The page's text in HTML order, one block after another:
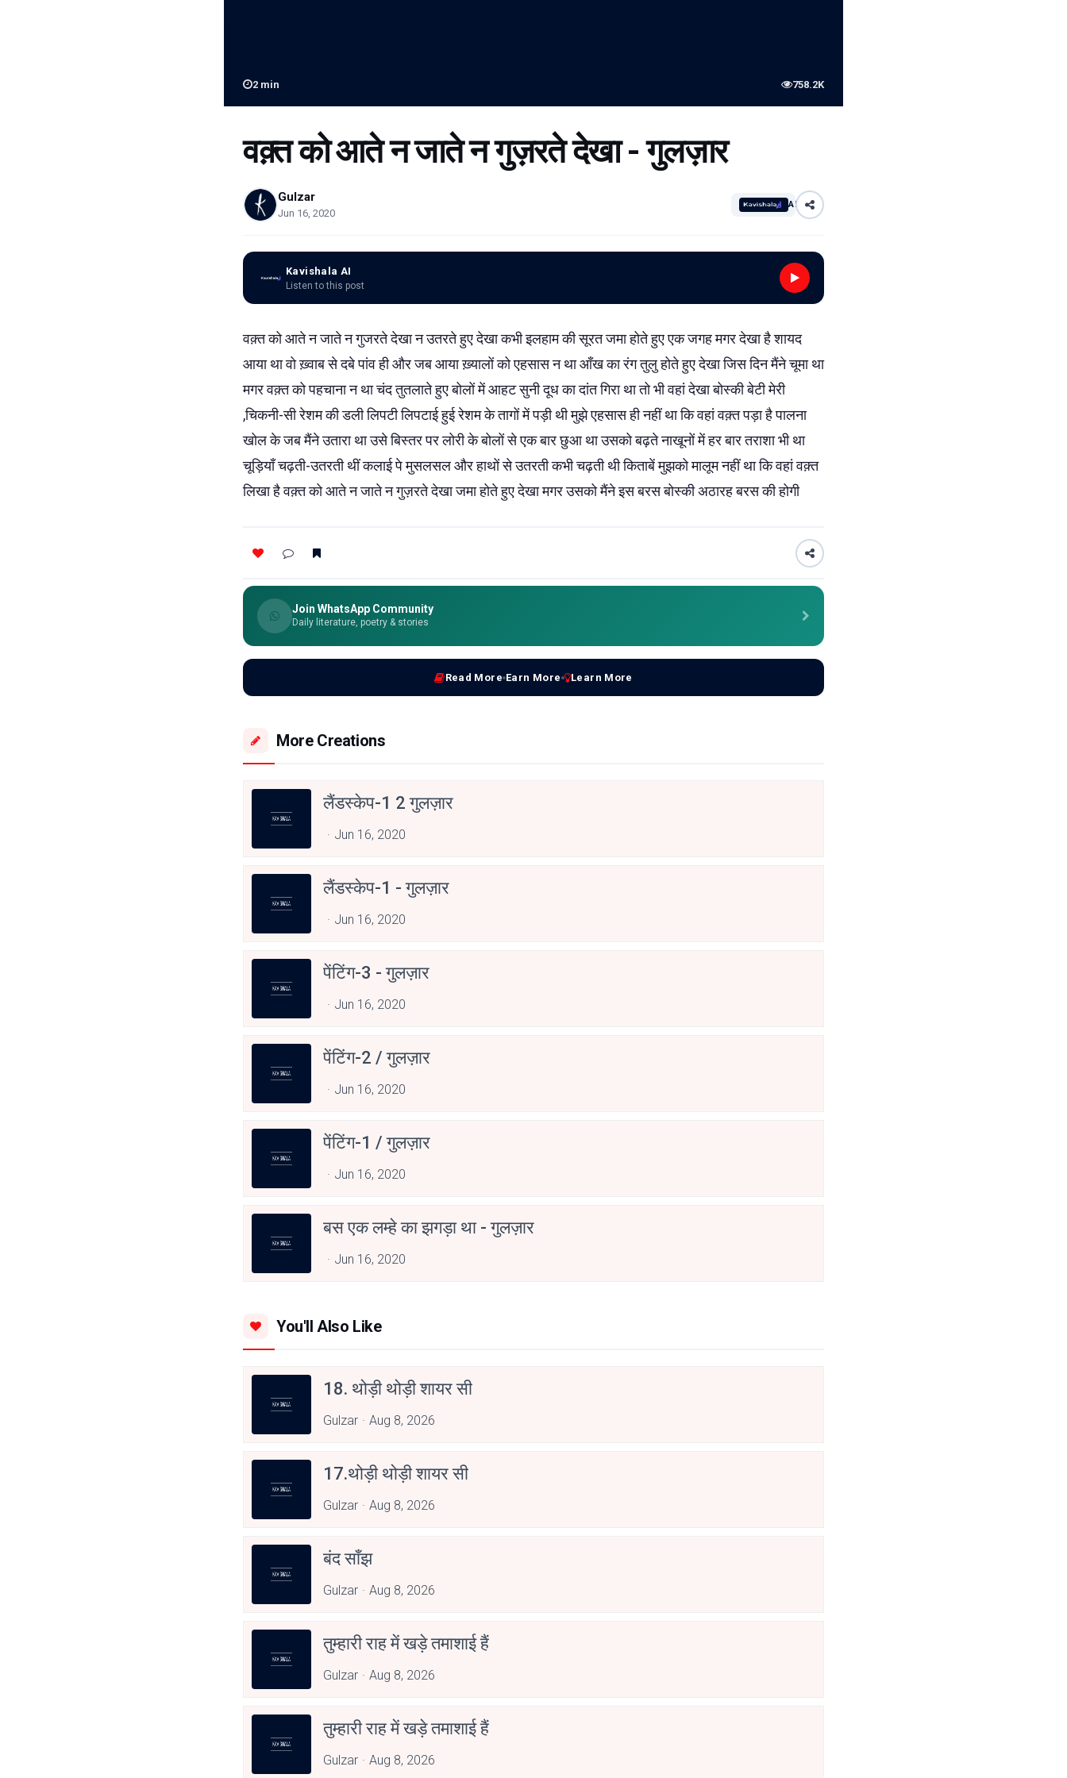
2 min 758.2K
वक़्त को आते न जाते न गुज़रते देखा - गुलज़ार
Gulzar
Jun 16, 2020
AI
Kavishala AI
Listen to this post
वक़्त को आते न जाते न गुजरते देखा न उतरते हुए देखा कभी इलहाम की सूरत जमा होते हुए एक जगह मगर देखा है शायद
आया था वो ख़्वाब से दबे पांव ही और जब आया ख़्यालों को एहसास न था आँख का रंग तुलु होते हुए देखा जिस दिन मैंने चूमा था
मगर वक़्त को पहचाना न था चंद तुतलाते हुए बोलों में आहट सुनी दूध का दांत गिरा था तो भी वहां देखा बोस्की बेटी मेरी
,चिकनी-सी रेशम की डली लिपटी लिपटाई हुई रेशम के तागों में पड़ी थी मुझे एहसास ही नहीं था कि वहां वक़्त पड़ा है पालना
खोल के जब मैंने उतारा था उसे बिस्तर पर लोरी के बोलों से एक बार छुआ था उसको बढ़ते नाखूनों में हर बार तराशा भी था
चूड़ियाँ चढ़ती-उतरती थीं कलाई पे मुसलसल और हाथों से उतरती कभी चढ़ती थी किताबें मुझको मालूम नहीं था कि वहां वक़्त
लिखा है वक़्त को आते न जाते न गुज़रते देखा जमा होते हुए देखा मगर उसको मैंने इस बरस बोस्की अठारह बरस की होगी
Join WhatsApp Community
Daily literature, poetry & stories
Read More Earn More Learn More
More Creations
लैंडस्केप-1 2 गुलज़ार
Jun 16, 2020
लैंडस्केप-1 - गुलज़ार
Jun 16, 2020
पेंटिंग-3 - गुलज़ार
Jun 16, 2020
पेंटिंग-2 / गुलज़ार
Jun 16, 2020
पेंटिंग-1 / गुलज़ार
Jun 16, 2020
बस एक लम्हे का झगड़ा था - गुलज़ार
Jun 16, 2020
You'll Also Like
18. थोड़ी थोड़ी शायर सी
Gulzar Aug 8, 2026
17.थोड़ी थोड़ी शायर सी
Gulzar Aug 8, 2026
बंद साँझ
Gulzar Aug 8, 2026
तुम्हारी राह में खड़े तमाशाई हैं
Gulzar Aug 8, 2026
तुम्हारी राह में खड़े तमाशाई हैं
Gulzar Aug 8, 2026